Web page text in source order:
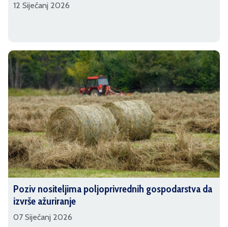
12 Siječanj 2026
Poziv nositeljima poljoprivrednih gospodarstva da
izvrše ažuriranje
07 Siječanj 2026